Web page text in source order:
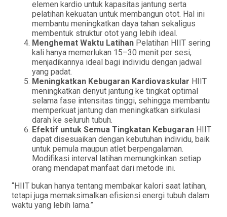
elemen kardio untuk kapasitas jantung serta
pelatihan kekuatan untuk membangun otot. Hal ini
membantu meningkatkan daya tahan sekaligus
membentuk struktur otot yang lebih ideal.
Menghemat Waktu Latihan Pelatihan HIIT sering
kali hanya memerlukan 15–30 menit per sesi,
menjadikannya ideal bagi individu dengan jadwal
yang padat.
Meningkatkan Kebugaran Kardiovaskular HIIT
meningkatkan denyut jantung ke tingkat optimal
selama fase intensitas tinggi, sehingga membantu
memperkuat jantung dan meningkatkan sirkulasi
darah ke seluruh tubuh.
Efektif untuk Semua Tingkatan Kebugaran HIIT
dapat disesuaikan dengan kebutuhan individu, baik
untuk pemula maupun atlet berpengalaman.
Modifikasi interval latihan memungkinkan setiap
orang mendapat manfaat dari metode ini.
“HIIT bukan hanya tentang membakar kalori saat latihan,
tetapi juga memaksimalkan efisiensi energi tubuh dalam
waktu yang lebih lama.”